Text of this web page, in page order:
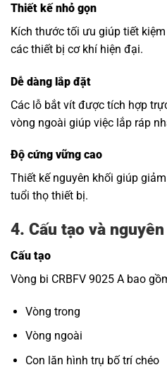
Thiết kế nhỏ gọn
Kích thước tối ưu giúp tiết
các thiết bị cơ khí hiện đại.
Dễ dàng lắp đặt
Các lỗ bắt vít được tích hợp
vòng ngoài giúp việc lắp ráp
Độ cứng vững cao
Thiết kế nguyên khối giúp
tuổi thọ thiết bị.
4. Cấu tạo và
Cấu tạo
Vòng bi CRBFV 9025 A bao
Vòng trong
Vòng ngoài
Con lăn hình trụ bố trí chéo